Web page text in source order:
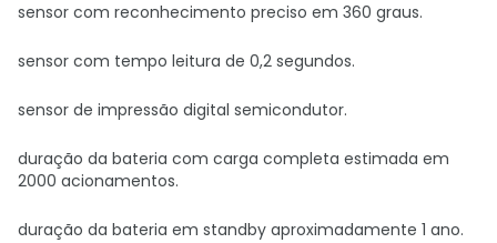
sensor com reconhecimento preciso em 360 graus.
sensor com tempo leitura de 0,2 segundos.
sensor de impressão digital semicondutor.
duração da bateria com carga completa estimada em
2000 acionamentos.
duração da bateria em standby aproximadamente 1 ano.